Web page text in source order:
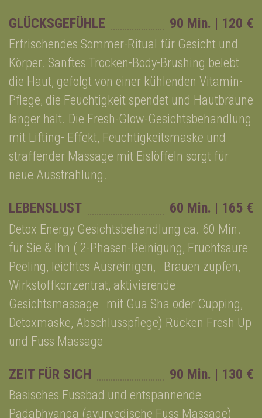
GLÜCKSGEFÜHLE 90 Min. | 120 €
Erfrischendes Sommer-Ritual für Gesicht und
Körper. Sanftes Trocken-Body-Brushing belebt
die Haut, gefolgt von einer kühlenden Vitamin-
Pflege, die Feuchtigkeit spendet und Hautbräune
länger hält. Die Fresh-Glow-Gesichtsbehandlung
mit Lifting- Effekt, Feuchtigkeitsmaske und
straffender Massage mit Eislöffeln sorgt für
neue Ausstrahlung.
LEBENSLUST 60 Min. | 165 €
Detox Energy Gesichtsbehandlung ca. 60 Min.
für Sie & Ihn ( 2-Phasen-Reinigung, Fruchtsäure
Peeling, leichtes Ausreinigen, Brauen zupfen,
Wirkstoffkonzentrat, aktivierende
Gesichtsmassage mit Gua Sha oder Cupping,
Detoxmaske, Abschlusspflege) Rücken Fresh Up
und Fuss Massage
ZEIT FÜR SICH 90 Min. | 130 €
Basisches Fussbad und entspannende
Padabhyanga (ayurvedische Fuss Massage)